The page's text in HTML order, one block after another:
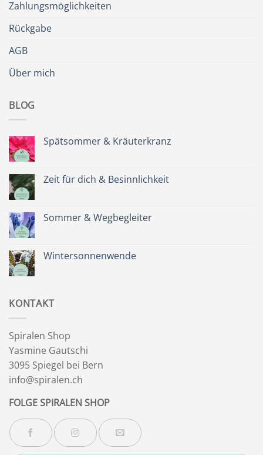
Zahlungsmöglichkeiten
Rückgabe
AGB
Über mich
BLOG
Spätsommer & Kräuterkranz
Spätsommer
&
Zeit für dich & Besinnlichkeit
Zeit
für
Sommer & Wegbegleiter
Sommer
&
Wintersonnenwende
KONTAKT
Spiralen Shop
Yasmine Gautschi
3095 Spiegel bei Bern
info@spiralen.ch
FOLGE SPIRALEN SHOP